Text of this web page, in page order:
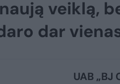
veiklą,
dar
UAB